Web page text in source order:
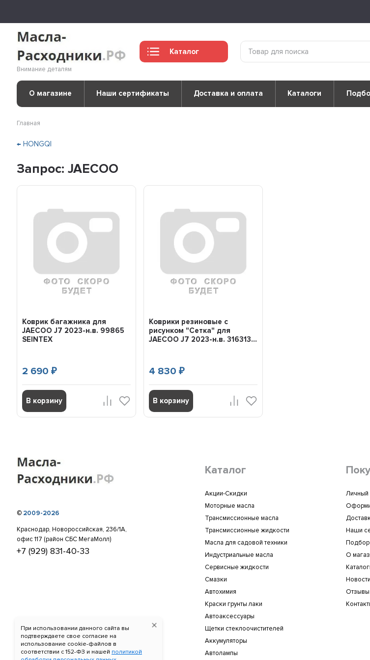
При использовании данного сайта вы
подтверждаете свое согласие на
использование cookie-файлов в
соответствии c 152-ФЗ и нашей политикой
Внимание деталям
Каталог
О магазине Наши сертификаты Доставка и оплата Каталоги
Главная
← HONGQI
Запрос: JAECOO
Коврик багажника для
JAECOO J7 2023-н.в. 99865
SEINTEX
2 690₽
В корзину
Коврики резиновые с
рисунком "Сетка" для
JAECOO J7 2023-н.в. 316313...
4 830₽
В корзину
© 2009-2026
Краснодар, Новороссийская, 236/1А,
офис 117 (район СБС МегаМолл)
+7 (929) 831-40-33
Каталог
Акции-Скидки
Моторные масла
Трансмиссионные масла
Трансмиссионные жидкости
Масла для садовой техники
Индустриальные масла
Сервисные жидкости
Смазки
Автохимия
Краски грунты лаки
Автоаксессуары
Щетки стеклоочистителей
Аккумуляторы
Автолампы
Личный
Наши
Подбор
О
Новости
Отзывы